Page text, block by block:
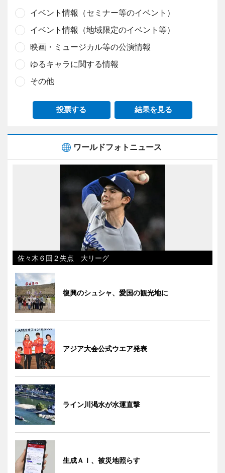
イベント情報（セミナー等のイベント）
イベント情報（地域限定のイベント等）
映画・ミュージカル等の公演情報
ゆるキャラに関する情報
その他
投票する 結果を見る
ワールドフォトニュース
佐々木６回２失点 大リーグ
復興のシュシャ、愛国の観光地に
アジア大会公式ウエア発表
ライン川渇水が水運直撃
生成ＡＩ、被災地照らす